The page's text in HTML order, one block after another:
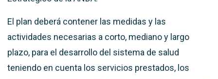
El plan deberá contener las medidas y las
actividades necesarias a corto, mediano y largo
plazo, para el desarrollo del sistema de salud
teniendo en cuenta los servicios prestados, los